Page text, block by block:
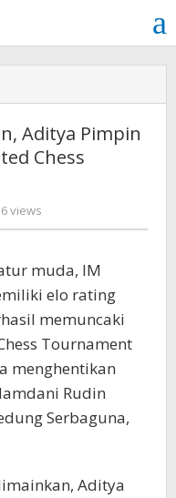
Aditya Pimpin
Chess
views
muda, IM
elo rating
memuncaki
Tournament
menghentikan
Rudin
Serbaguna,
Aditya